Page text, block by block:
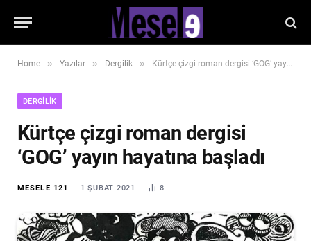
Home » Yazılar » Dergilik » Kürtçe çizgi roman dergisi ‘GOG’ yayın hayatına başladı
DERGILIK
Kürtçe çizgi roman dergisi
‘GOG’ yayın hayatına başladı
MESELE 121 1 ŞUBAT 2021 8